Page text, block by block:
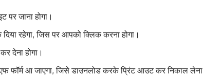
जाना होगा।
रहेगा, जिस पर आपको क्लिक करना होगा।
देना होगा।
फॉर्म आ जाएगा, जिसे डाउनलोड करके प्रिंट आउट कर निकाल लेना